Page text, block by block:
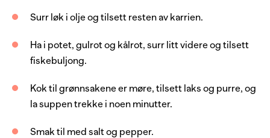
1 stk
gul løk
2 ss
olje
1 l
fiskebuljong
Surr løk i olje og tilsett resten av karrien.
Ha i potet, gulrot og kålrot, surr litt videre og tilsett
fiskebuljong.
Kok til grønnsakene er møre, tilsett laks og purre, og
la suppen trekke i noen minutter.
Smak til med salt og pepper.